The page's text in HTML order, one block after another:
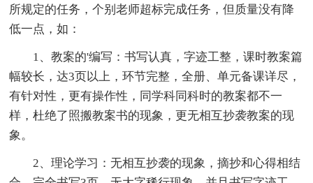
所规定的任务，个别老师超标完成任务，但质量没有降
低一点，如：
1、教案的'编写：书写认真，字迹工整，课时教案篇
幅较长，达3页以上，环节完整，全册、单元备课详尽，
有针对性，更有操作性，同学科同科时的教案都不一
样，杜绝了照搬教案书的现象，更无相互抄袭教案的现
象。
2、理论学习：无相互抄袭的现象，摘抄和心得相结